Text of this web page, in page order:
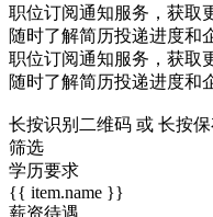
职位订阅通知服务，获取
随时了解简历投递进度和
职位订阅通知服务，获取
随时了解简历投递进度和
长按识别二维码 或 长按
筛选
学历要求
{{ item.name }}
薪资待遇